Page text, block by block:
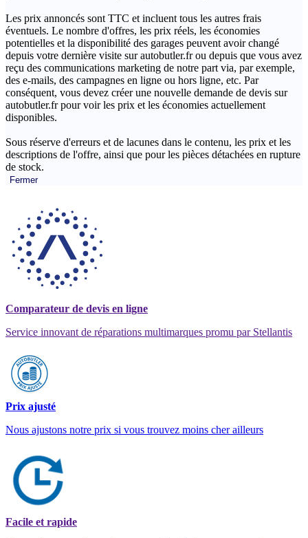
Les prix annoncés sont TTC et incluent tous les autres frais
éventuels. Le nombre d'offres, les prix réels, les économies
potentielles et la disponibilité des garages peuvent avoir changé
depuis votre dernière visite sur autobutler.fr ou depuis que vous avez
reçu des communications marketing de notre part via, par exemple,
des e-mails, des campagnes en ligne ou hors ligne, etc. Par
conséquent, vous devez créer une nouvelle demande de devis sur
autobutler.fr pour voir les prix et les économies actuellement
disponibles.
Sous réserve d'erreurs et de lacunes dans le contenu, les prix et les
descriptions de l'offre, ainsi que pour les pièces détachées en rupture
de stock.
Fermer
Comparateur de devis en ligne
Service innovant de réparations multimarques promu par Stellantis
Prix ajusté
Nous ajustons notre prix si vous trouvez moins cher ailleurs
Facile et rapide